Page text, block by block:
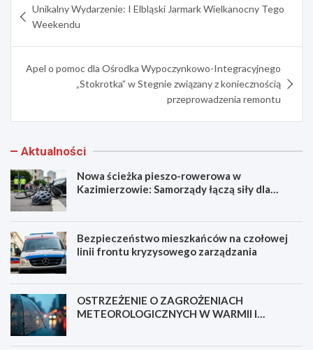
wpisu
Unikalny Wydarzenie: I Elbląski Jarmark Wielkanocny Tego
Weekendu
Apel o pomoc dla Ośrodka Wypoczynkowo-Integracyjnego
„Stokrotka” w Stegnie związany z koniecznością
przeprowadzenia remontu
Aktualności
Nowa ścieżka pieszo-rowerowa w
Kazimierzowie: Samorządy łączą siły dla
Bezpieczeństwo mieszkańców na czołowej
linii frontu kryzysowego zarządzania
OSTRZEŻENIE O ZAGROŻENIACH
METEOROLOGICZNYCH W WARMII I